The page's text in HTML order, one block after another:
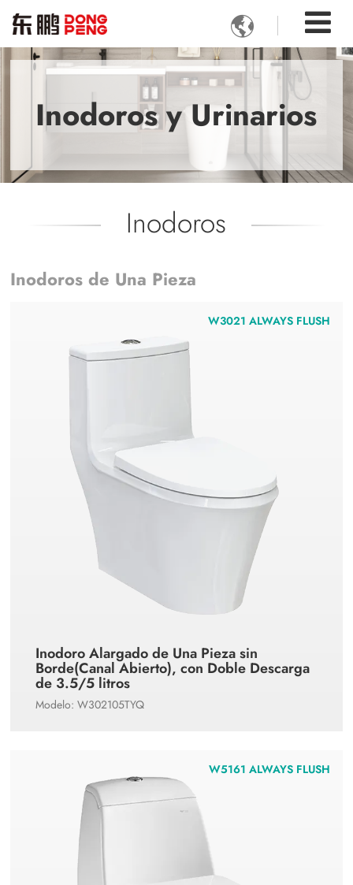

Inodoros y Urinarios
Inodoros
Inodoros de Una Pieza
W3021 ALWAYS FLUSH
Inodoro Alargado de Una Pieza sin
Borde(Canal Abierto), con Doble Descarga
de 3.5/5 litros
Modelo: W302105TYQ
W5161 ALWAYS FLUSH